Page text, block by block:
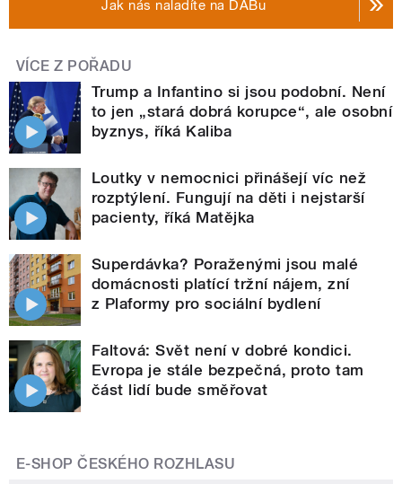
Jak nás naladíte na DABu
VÍCE Z POŘADU
Trump a Infantino si jsou podobní. Není
to jen „stará dobrá korupce“, ale osobní
byznys, říká Kaliba
Loutky v nemocnici přinášejí víc než
rozptýlení. Fungují na děti i nejstarší
pacienty, říká Matějka
Superdávka? Poraženými jsou malé
domácnosti platící tržní nájem, zní
z Plaformy pro sociální bydlení
Faltová: Svět není v dobré kondici.
Evropa je stále bezpečná, proto tam
část lidí bude směřovat
E-SHOP ČESKÉHO ROZHLASU